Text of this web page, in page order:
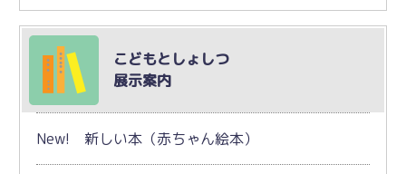
こどもとしょしつ
展示案内
New! 新しい本（赤ちゃん絵本）